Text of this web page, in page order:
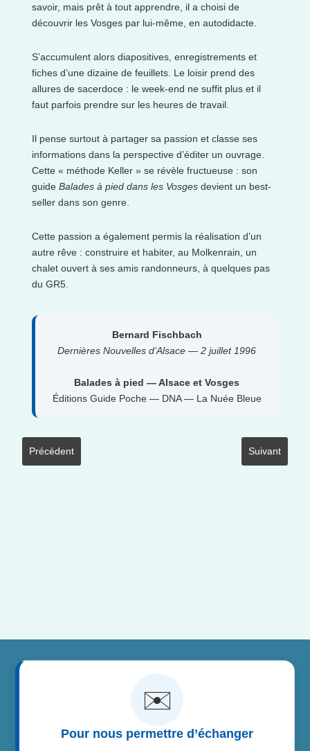
savoir, mais prêt à tout apprendre, il a choisi de
découvrir les Vosges par lui-même, en autodidacte.
S’accumulent alors diapositives, enregistrements et
fiches d’une dizaine de feuillets. Le loisir prend des
allures de sacerdoce : le week-end ne suffit plus et il
faut parfois prendre sur les heures de travail.
Il pense surtout à partager sa passion et classe ses
informations dans la perspective d’éditer un ouvrage.
Cette « méthode Keller » se révèle fructueuse : son
guideBalades à pied dans les Vosges devient un best-
seller dans son genre.
Cette passion a également permis la réalisation d’un
autre rêve : construire et habiter, au Molkenrain, un
chalet ouvert à ses amis randonneurs, à quelques pas
du GR5.
Bernard Fischbach
Dernières Nouvelles d’Alsace — 2 juillet 1996
Balades à pied — Alsace et Vosges
Éditions Guide Poche — DNA — La Nuée Bleue
Article précédent : accueil 05 remerciements
Précédent Article
Suivant
✉️
Pour nous permettre d’échanger